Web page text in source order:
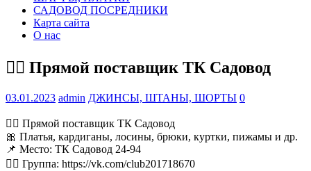
САДОВОД ПОСРЕДНИКИ
Карта сайта
О нас
💁‍♂ Прямой поставщик ТК Садовод
03.01.2023 admin ДЖИНСЫ, ШТАНЫ, ШОРТЫ 0
💁‍♂ Прямой поставщик ТК Садовод
🎀 Платья, кардиганы, лосины, брюки, куртки, пижамы и др.
📌 Место: ТК Садовод 24-94
👉🏻 Группа: https://vk.com/club201718670